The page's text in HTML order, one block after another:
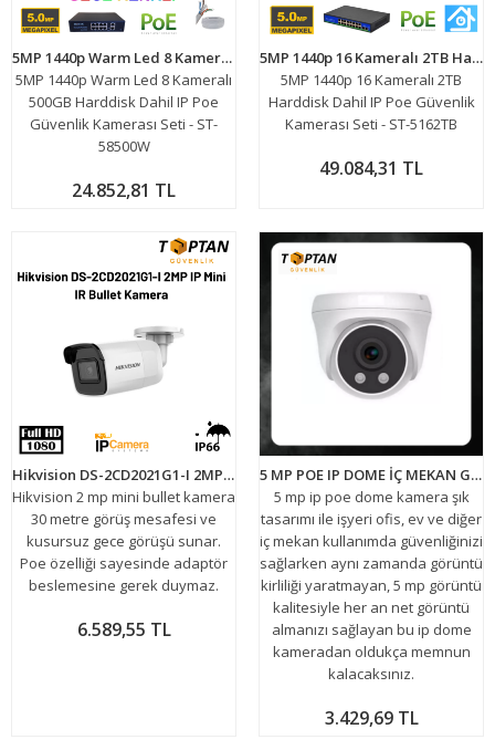
5MP 1440p Warm Led 8 Kameralı 500GB Harddisk Dahil IP Poe Güvenlik Kamerası Seti - ST-58500W
5MP 1440p Warm Led 8 Kameralı
500GB Harddisk Dahil IP Poe
Güvenlik Kamerası Seti - ST-
58500W
24.852,81 TL
5MP 1440p 16 Kameralı 2TB Harddisk Dahil IP Poe Güvenlik Kamerası Seti - ST-5162TB
5MP 1440p 16 Kameralı 2TB
Harddisk Dahil IP Poe Güvenlik
Kamerası Seti - ST-5162TB
49.084,31 TL
Hikvision DS-2CD2021G1-I 2MP IP Mini IR Bullet Kamera
Hikvision 2 mp mini bullet kamera
30 metre görüş mesafesi ve
kusursuz gece görüşü sunar.
Poe özelliği sayesinde adaptör
beslemesine gerek duymaz.
6.589,55 TL
5 MP POE IP DOME İÇ MEKAN GÜVENLİK KAMERASI 2 ARRAY LED ARNA-1035
5 mp ip poe dome kamera şık
tasarımı ile işyeri ofis, ev ve diğer
iç mekan kullanımda güvenliğinizi
sağlarken aynı zamanda görüntü
kirliliği yaratmayan, 5 mp görüntü
kalitesiyle her an net görüntü
almanızı sağlayan bu ip dome
kameradan oldukça memnun
kalacaksınız.
3.429,69 TL